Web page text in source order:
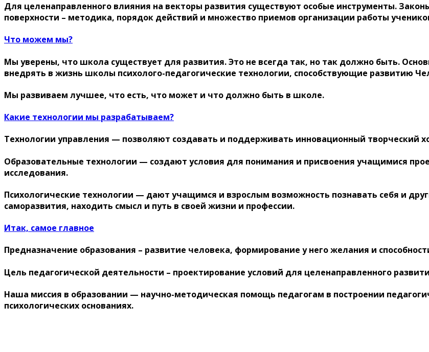
Для целенаправленного влияния на векторы развития существуют особые инструменты.
поверхности – методика, порядок действий и множество приемов организации работы
Что можем мы?
Мы уверены, что школа существует для развития. Это не всегда так, но так должно быть.
внедрять в жизнь школы психолого-педагогические технологии, способствующие развитию
Мы развиваем лучшее, что есть, что может и что должно быть в школе.
Какие технологии мы разрабатываем?
Технологии управления — позволяют создавать и поддерживать инновационный творческий
Образовательные технологии — создают условия для понимания и присвоения учащимися
исследования.
Психологические технологии — дают учащимся и взрослым возможность познавать себя и
саморазвития, находить смысл и путь в своей жизни и профессии.
Итак, самое главное
Предназначение образования – развитие человека, формирование у него желания и
Цель педагогической деятельности – проектирование условий для целенаправленного
Наша миссия в образовании — научно-методическая помощь педагогам в построении
психологических основаниях.